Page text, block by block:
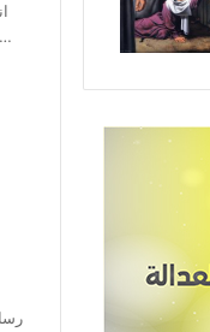
وقرّروا التّسابق إلى القمّة. كلّ الضّفاضع تعلم أنّ المنظر…